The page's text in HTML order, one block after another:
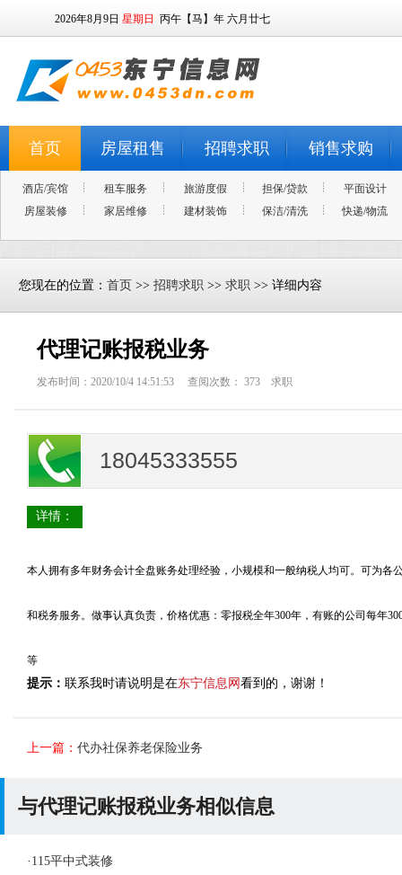
2026年8月9日 星期日 丙午【马】年 六月廿七
首页 房屋租售 招聘求职 销售求购
酒店/宾馆 租车服务 旅游度假 担保/贷款
平面设计
房屋装修
家居维修 建材装饰 保洁/清洗 快递/物流
您现在的位置： 首页 >> 招聘求职 >> 求职 >> 详细内容
代理记账报税业务
发布时间：2020/10/4 14:51:53 查阅次数： 373 求职
18045333555
详情：
本人拥有多年财务会计全盘账务处理经验，小规模和一般纳税人均可。可为各
和税务服务。做事认真负责，价格优惠：零报税全年300年，有账的公司每年
等
提示： 联系我时请说明是在东宁信息网 看到的，谢谢！
上一篇： 代办社保养老保险业务
与代理记账报税业务相似信息
· 115平中式装修